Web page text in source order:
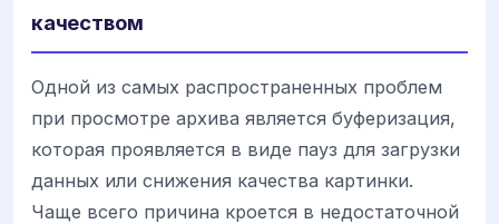
качеством
Одной из самых распространенных проблем
при просмотре архива является буферизация,
которая проявляется в виде пауз для загрузки
данных или снижения качества картинки.
Чаще всего причина кроется в недостаточной